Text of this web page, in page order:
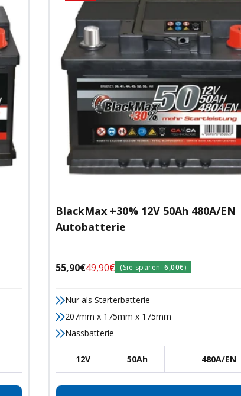
BlackMax +30% 12V 50Ah 480A/EN
Autobatterie
Angebotspreis
49,90€
Regulärer
55,90€ (Sie sparen 6,00€)
Nur als Starterbatterie
207mm x 175mm x 175mm
Nassbatterie
12V 50Ah 480A/EN